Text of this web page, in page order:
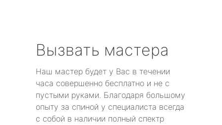
Вызвать мастера
Наш мастер будет у Вас в течении
часа совершенно бесплатно и не с
пустыми руками. Благодаря большому
опыту за спиной у специалиста всегда
с собой в наличии полный спектр